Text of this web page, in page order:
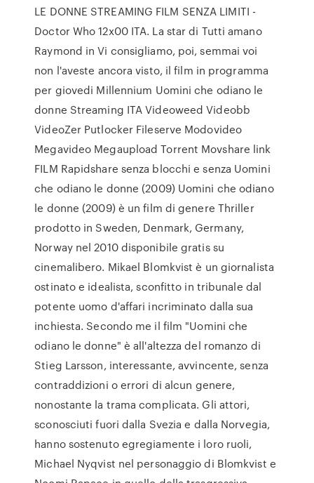
LE DONNE STREAMING FILM SENZA LIMITI -
Doctor Who 12x00 ITA. La star di Tutti amano
Raymond in Vi consigliamo, poi, semmai voi
non l'aveste ancora visto, il film in programma
per giovedi Millennium Uomini che odiano le
donne Streaming ITA Videoweed Videobb
VideoZer Putlocker Fileserve Modovideo
Megavideo Megaupload Torrent Movshare link
FILM Rapidshare senza blocchi e senza Uomini
che odiano le donne (2009) Uomini che odiano
le donne (2009) è un film di genere Thriller
prodotto in Sweden, Denmark, Germany,
Norway nel 2010 disponibile gratis su
cinemalibero. Mikael Blomkvist è un giornalista
ostinato e idealista, sconfitto in tribunale dal
potente uomo d'affari incriminato dalla sua
inchiesta. Secondo me il film "Uomini che
odiano le donne" è all'altezza del romanzo di
Stieg Larsson, interessante, avvincente, senza
contraddizioni o errori di alcun genere,
nonostante la trama complicata. Gli attori,
sconosciuti fuori dalla Svezia e dalla Norvegia,
hanno sostenuto egregiamente i loro ruoli,
Michael Nyqvist nel personaggio di Blomkvist e